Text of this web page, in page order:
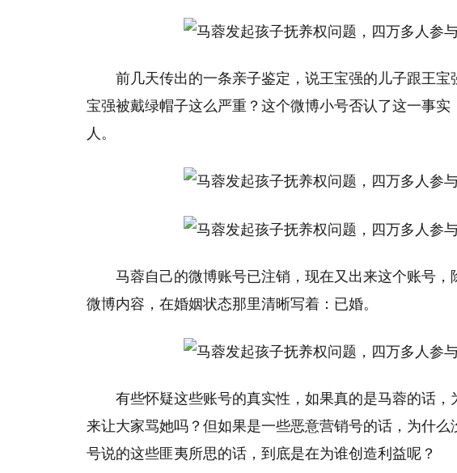
前几天传出的一条亲子鉴定，说王宝强的儿子跟王
宝强被戴绿帽子这么严重？这个微博小号否认了这一事
人。
马蓉自己的微博账号已注销，现在又出来这个账号
微博内容，在婚姻状态那里清晰写着：已婚。
有些怀疑这些账号的真实性，如果真的是马蓉的话
来让大家骂她吗？但如果是一些恶意营销号的话，为什
号说的这些匪夷所思的话，到底是在为谁创造利益呢？